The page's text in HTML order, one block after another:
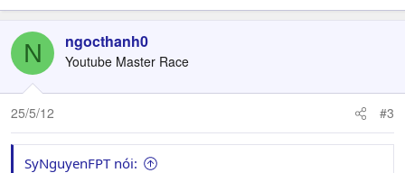
N ngocthanh0
Youtube Master Race
25/5/12 #3
SyNguyenFPT nói: